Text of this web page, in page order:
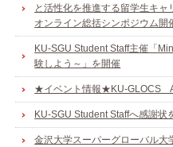
と活性化を推進する留学生キャ
オンライン総括シンポジウム開
KU-SGU Student Staff主催「
験しよう～」を開催
★イベント情報★KU-GLOCS
KU-SGU Student Staffへ感謝状
金沢大学スーパーグローバル